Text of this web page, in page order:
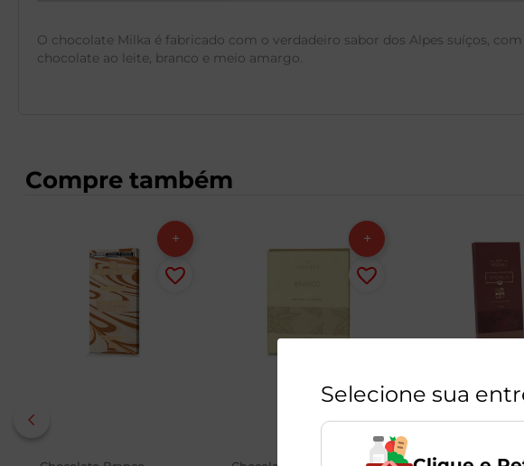
O chocolate Milka é fabricado com o verdadeiro sabor dos Alpes suíços,
chocolate ao leite, branco e meio amargo.
Compre também
Selecione sua